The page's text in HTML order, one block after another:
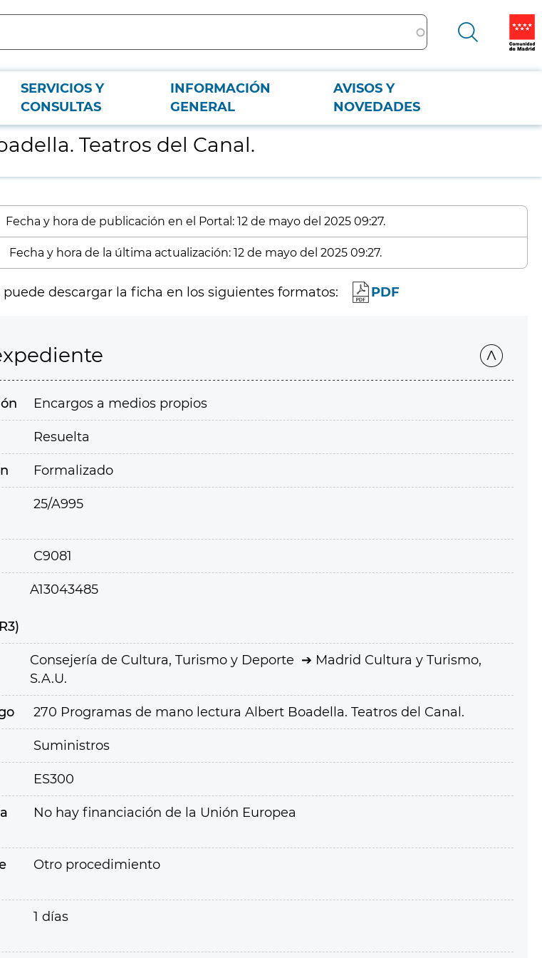
SERVICIOS Y
CONSULTAS
INFORMACIÓN
GENERAL
AVISOS Y
NOVEDADES
Teatros del Canal.
Fecha y hora de publicación en el Portal: 12 de mayo del 2025 09:27.
Fecha y hora de la última actualización: 12 de mayo del 2025 09:27.
puede descargar la ficha en los siguientes formatos: PDF
Encargos a medios propios
Resuelta
Formalizado
25/A995
C9081
A13043485
Consejería de Cultura, Turismo y Deporte
Madrid Cultura y Turismo,
S.A.U.
270 Programas de mano lectura Albert Boadella. Teatros del Canal.
Suministros
ES300
No hay financiación de la Unión Europea
Otro procedimiento
1 días